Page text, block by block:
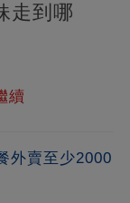
走到哪
續
外賣至少2000